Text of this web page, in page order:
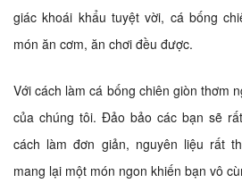
giác khoái khẩu tuyệt vời, cá bống
món ăn cơm, ăn chơi đều được.
Với cách làm cá bống chiên giòn thơm
của chúng tôi. Đảo bảo các bạn sẽ
cách làm đơn giản, nguyên liệu rất
mang lại một món ngon khiến bạn vô